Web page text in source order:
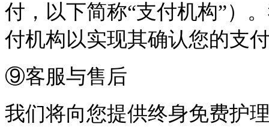
付，以下简称“支付机构”）
付机构以实现其确认您的支
⑨客服与售后
我们将向您提供终身免费护